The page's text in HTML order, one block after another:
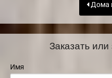
Дома
Заказать
Имя